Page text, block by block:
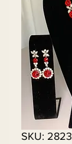
SKU: 2823